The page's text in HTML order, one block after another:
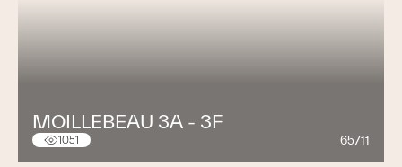
MOILLEBEAU 3A - 3F
1051 65711